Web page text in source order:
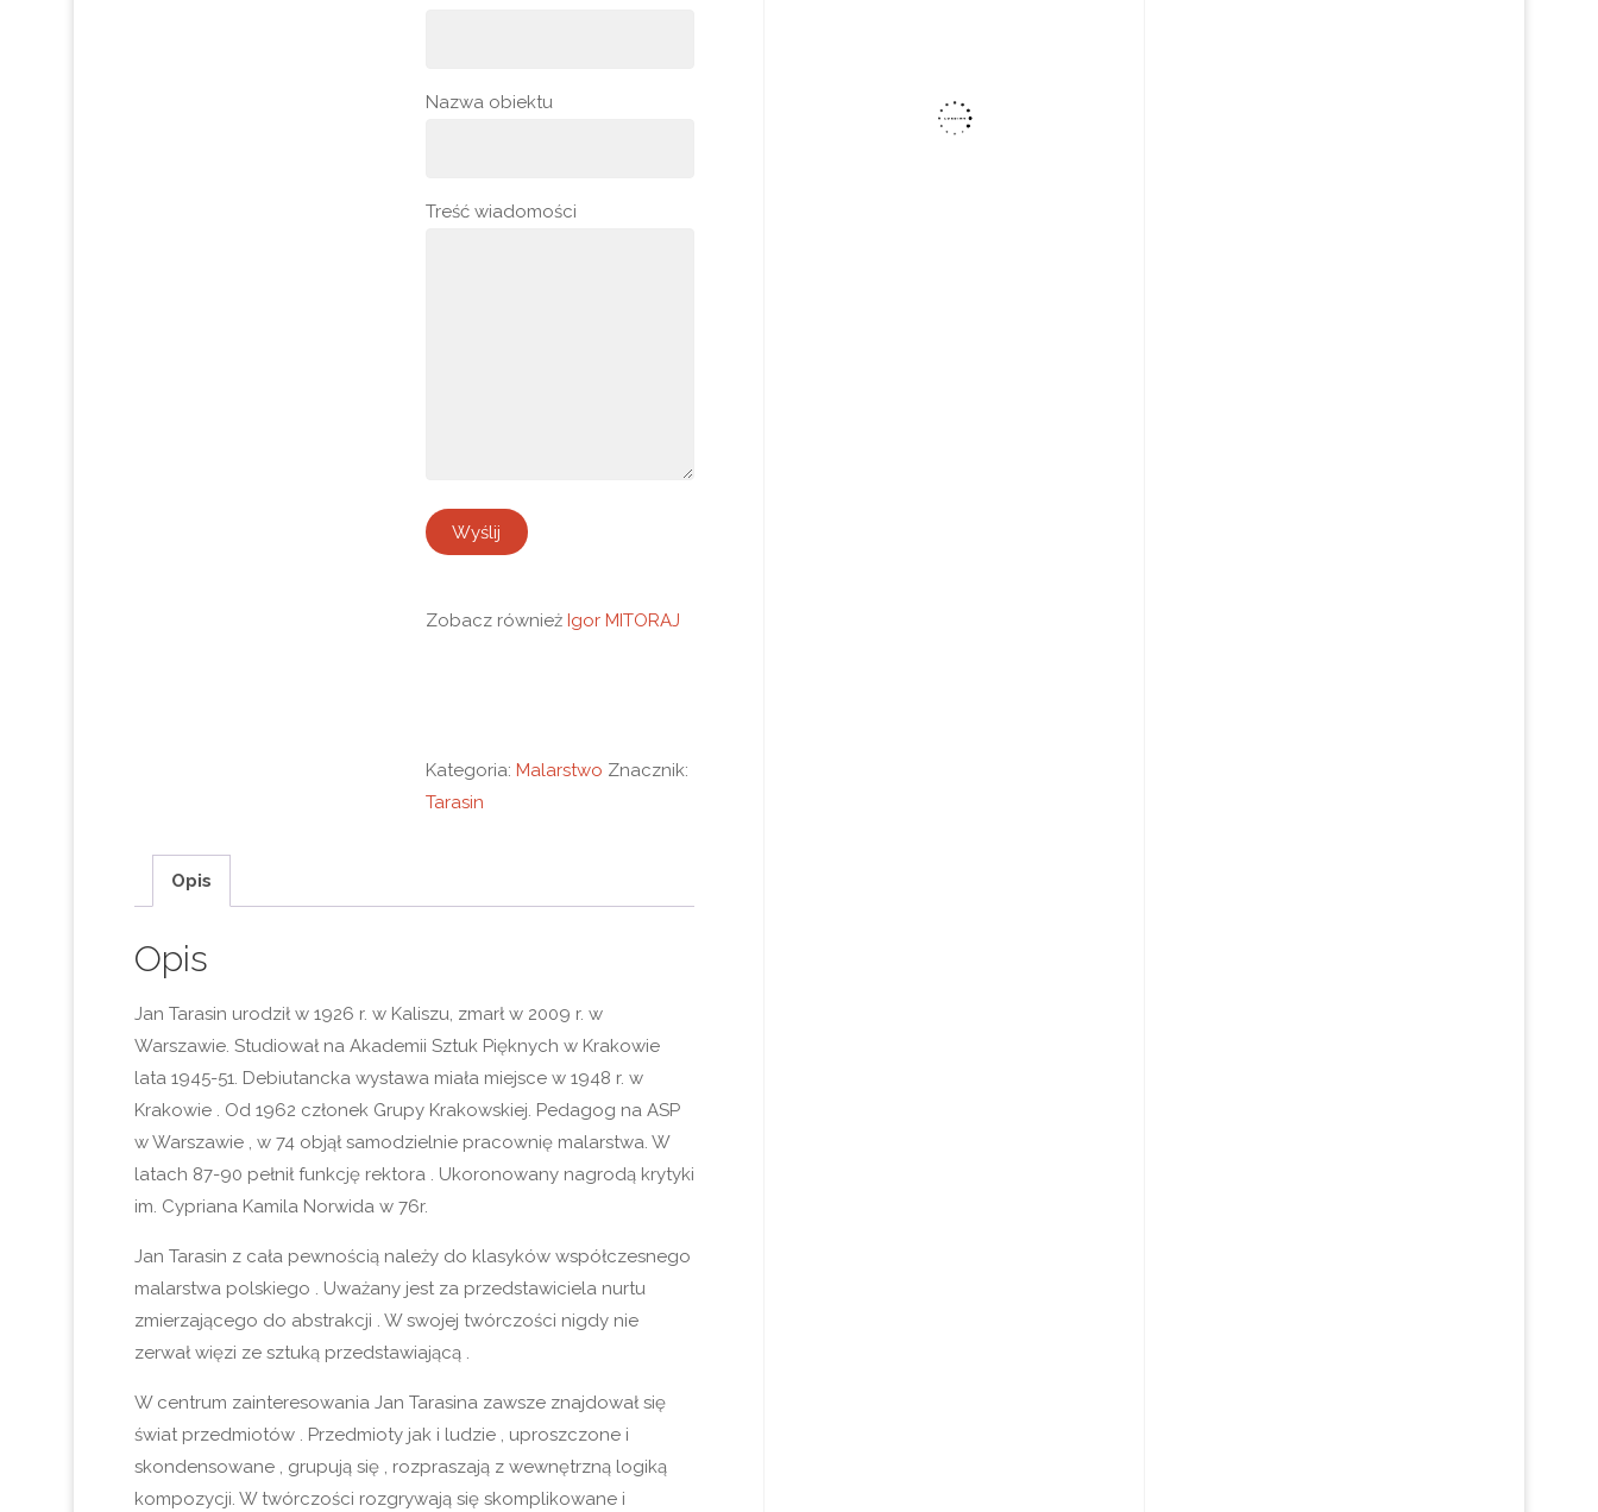
Nazwa obiektu
Treść wiadomości
Zobacz również Igor MITORAJ
Kategoria: Malarstwo Znacznik:
Tarasin
Opis
Opis
Jan Tarasin urodził w 1926 r. w Kaliszu, zmarł w 2009 r. w
Warszawie. Studiował na Akademii Sztuk Pięknych w Krakowie
lata 1945-51. Debiutancka wystawa miała miejsce w 1948 r. w
Krakowie . Od 1962 członek Grupy Krakowskiej. Pedagog na ASP
w Warszawie , w 74 objął samodzielnie pracownię malarstwa. W
latach 87-90 pełnił funkcję rektora . Ukoronowany nagrodą krytyki
im. Cypriana Kamila Norwida w 76r.
Jan Tarasin z cała pewnością należy do klasyków współczesnego
malarstwa polskiego . Uważany jest za przedstawiciela nurtu
zmierzającego do abstrakcji . W swojej twórczości nigdy nie
zerwał więzi ze sztuką przedstawiającą .
W centrum zainteresowania Jan Tarasina zawsze znajdował się
świat przedmiotów . Przedmioty jak i ludzie , uproszczone i
skondensowane , grupują się , rozpraszają z wewnętrzną logiką
kompozycji. W twórczości rozgrywają się skomplikowane i